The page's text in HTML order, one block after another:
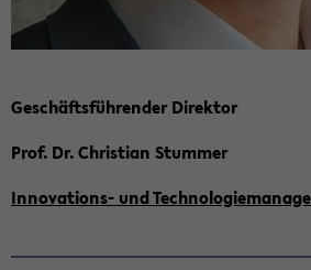
Ge­schäfts­füh­ren­der Di­rek­tor
Prof. Dr. Chris­ti­an Stum­mer
Innovations-​ und